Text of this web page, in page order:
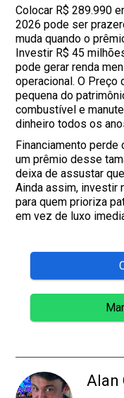
Colocar R$ 289.990
2026 pode ser
muda quando o
Investir R$ 45
pode gerar renda
operacional. O Preço
pequena do
combustível e
dinheiro todos os
Financiamento
um prêmio desse
deixa de assustar
Ainda assim, investir
para quem prioriza
em vez de luxo
Alan